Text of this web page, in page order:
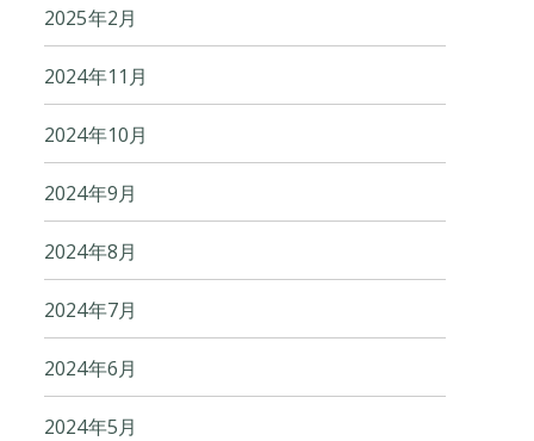
2025年2月
2024年11月
2024年10月
2024年9月
2024年8月
2024年7月
2024年6月
2024年5月